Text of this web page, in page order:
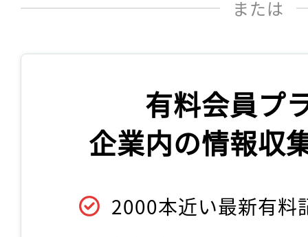
または
有料会員プ
企業内の情報収
2000本近い最新有料